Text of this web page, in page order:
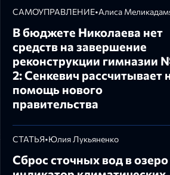
САМОУПРАВЛЕНИЕ•Алиса
В бюджете Николаева нет
средств на завершение
реконструкции гимназии
2: Сенкевич рассчитывает
помощь нового
правительства
СТАТЬЯ•Юлия Лукьяненко
Сброс сточных вод в озеро